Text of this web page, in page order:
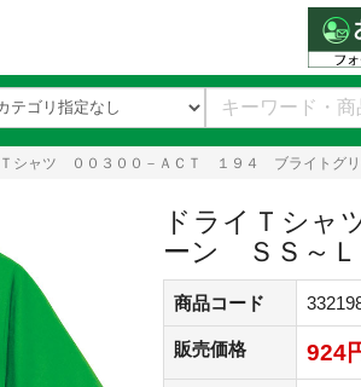
シャツ ００３００－ＡＣＴ １９４ ブライトグ
ドライＴシ
ーン ＳＳ～Ｌ
商品コード
販売価格 924